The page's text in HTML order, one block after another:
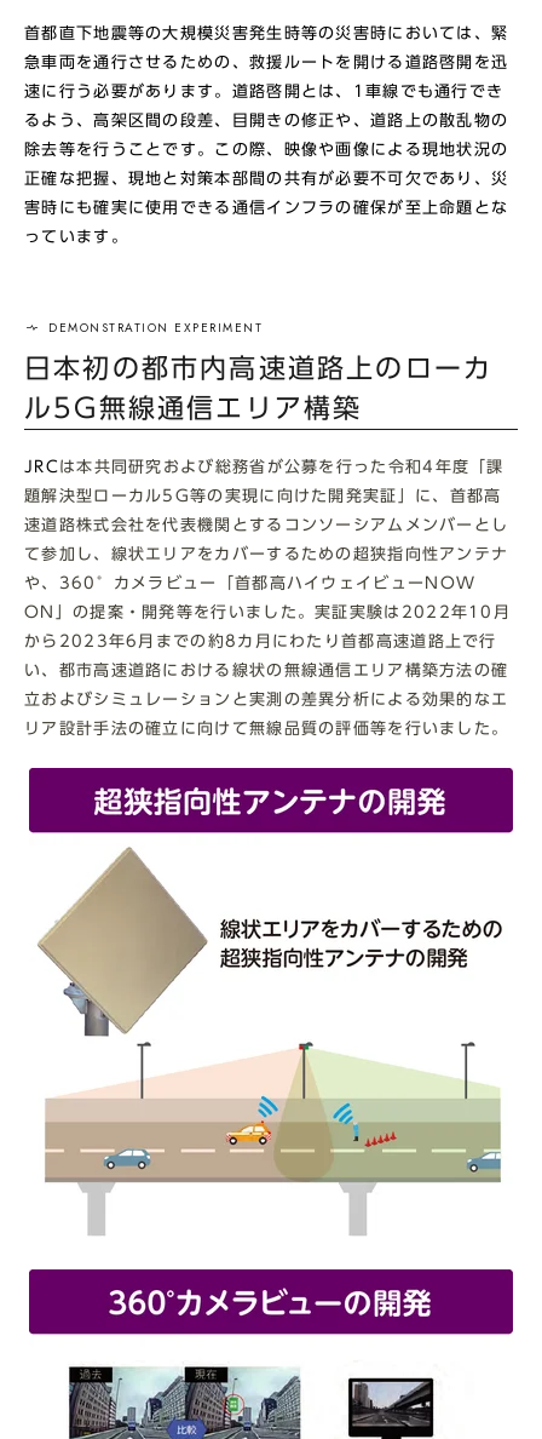
首都直下地震等の大規模災害発生時等の災害時においては、緊
急車両を通行させるための、救援ルートを開ける道路啓開を迅
速に行う必要があります。道路啓開とは、1車線でも通行でき
るよう、高架区間の段差、目開きの修正や、道路上の散乱物の
除去等を行うことです。この際、映像や画像による現地状況の
正確な把握、現地と対策本部間の共有が必要不可欠であり、災
害時にも確実に使用できる通信インフラの確保が至上命題とな
っています。
日本初の都市内高速道路上のローカ
ル5G無線通信エリア構築
JRCは本共同研究および総務省が公募を行った令和4 年度「課
題解決型ローカル5G等の実現に向けた開発実証」に、首都高
速道路株式会社を代表機関とするコンソーシアムメンバーとし
て参加し、線状エリアをカバーするための超狭指向性アンテナ
や、
360 °カメラビュー「首都高ハイウェイビュー NOW
ON
」の提案・開発等を行いました。実証実験は 2022年 10 月
から 2023年6 月までの約 8 カ月にわたり首都高速道路上で行
い、都市高速道路における線状の無線通信エリア構築方法の確
立およびシミュレーションと実測の差異分析による効果的なエ
リア設計手法の確立に向けて無線品質の評価等を行いました。